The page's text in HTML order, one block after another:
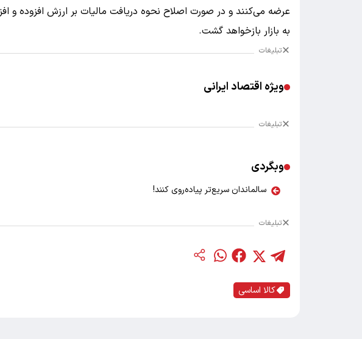
عرضه می‌کنند و در صورت اصلاح نحوه دریافت مالیات بر ارزش افزوده و
به بازار بازخواهد گشت.
تبلیغات
ویژه اقتصاد ایرانی
تبلیغات
وبگردی
سالماندان سریع‌تر پیاده‌روی کنند!
تبلیغات
کالا اساسی